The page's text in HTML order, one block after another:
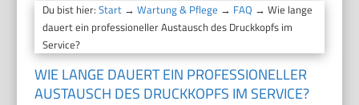
Du bist hier:Start →Wartung & Pflege → FAQ → Wie lange
dauert ein professioneller Austausch des Druckkopfs im
Service?
WIE LANGE DAUERT EIN PROFESSIONELLER
AUSTAUSCH DES DRUCKKOPFS IM SERVICE?